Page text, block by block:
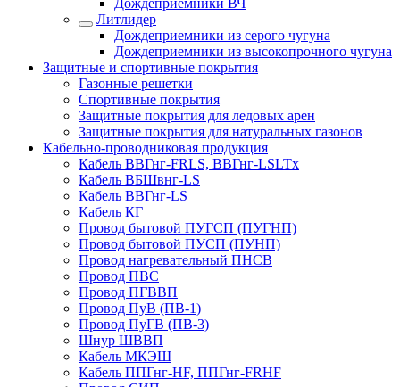
Литлидер
Дождеприемники из серого чугуна
Дождеприемники из высокопрочного чугуна
Защитные и спортивные покрытия
Газонные решетки
Спортивные покрытия
Защитные покрытия для ледовых арен
Защитные покрытия для натуральных газонов
Кабельно-проводниковая продукция
Кабель ВВГнг-FRLS, ВВГнг-LSLTx
Кабель ВБШвнг-LS
Кабель ВВГнг-LS
Кабель КГ
Провод бытовой ПУГСП (ПУГНП)
Провод бытовой ПУСП (ПУНП)
Провод нагревательный ПНСВ
Провод ПВС
Провод ПГВВП
Провод ПуВ (ПВ-1)
Провод ПуГВ (ПВ-3)
Шнур ШВВП
Кабель МКЭШ
Кабель ППГнг-HF, ППГнг-FRHF